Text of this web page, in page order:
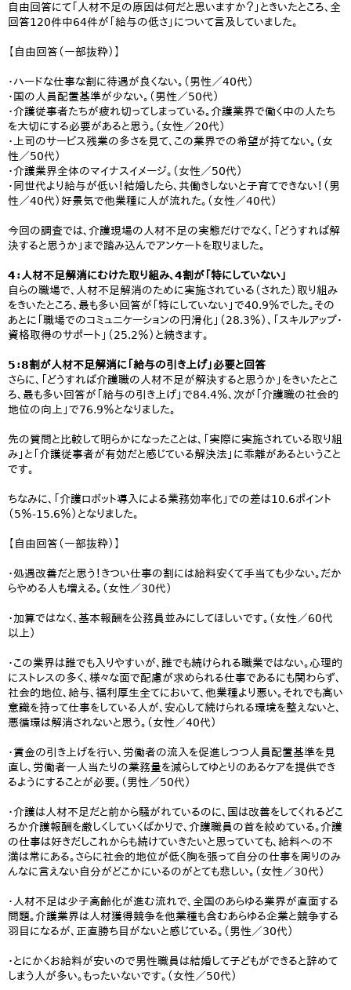
自由回答にて「人材不足の原因は何だと思いますか？」ときいたところ、全
回答120件中64件が「給与の低さ」について言及していました。
【自由回答（一部抜粋）】
・ハードな仕事な割に待遇が良くない。（男性／40代）
・国の人員配置基準が少ない。（男性／50代）
・介護従事者たちが疲れ切ってしまっている。介護業界で働く中の人たち
を大切にする必要があると思う。（女性／20代）
・上司のサービス残業の多さを見て、この業界での希望が持てない。（女
性／50代）
・介護業界全体のマイナスイメージ。（女性／50代）
・同世代より給与が低い！結婚したら、共働きしないと子育てできない！（男
性／40代）好景気で他業種に人が流れた。（女性／40代）
今回の調査では、介護現場の人材不足の実態だけでなく、「どうすれば解
決すると思うか」まで踏み込んでアンケートを取りました。
4：人材不足解消にむけた取り組み、4割が「特にしていない」
自らの職場で、人材不足解消のために実施されている（された）取り組み
をきいたところ、最も多い回答が「特にしていない」で40.9％でした。その
あとに「職場でのコミュニケーションの円滑化」（28.3％）、「スキルアップ・
資格取得のサポート」（25.2％）と続きます。
5：8割が人材不足解消に「給与の引き上げ」必要と回答
さらに、「どうすれば介護職の人材不足が解決すると思うか」をきいたとこ
ろ、最も多い回答が「給与の引き上げ」で84.4％、次が「介護職の社会的
地位の向上」で76.9％となりました。
先の質問と比較して明らかになったことは、「実際に実施されている取り組
み」と「介護従事者が有効だと感じている解決法」に乖離があるということ
です。
ちなみに、「介護ロボット導入による業務効率化」での差は10.6ポイント
（5％-15.6％）となりました。
【自由回答（一部抜粋）】
・処遇改善だと思う！きつい仕事の割には給料安くて手当ても少ない。だか
らやめる人も増える。（女性／30代）
・加算ではなく、基本報酬を公務員並みにしてほしいです。（女性／60代
以上）
・この業界は誰でも入りやすいが、誰でも続けられる職業ではない。心理的
にストレスの多く、様々な面で配慮が求められる仕事であるにも関わらず、
社会的地位、給与、福利厚生全てにおいて、他業種より悪い。それでも高い
意識を持って仕事をしている人が、安心して続けられる環境を整えないと、
悪循環は解消されないと思う。（女性／40代）
・賃金の引き上げを行い、労働者の流入を促進しつつ人員配置基準を見
直し、労働者一人当たりの業務量を減らしてゆとりのあるケアを提供でき
るようにすることが必要。（男性／50代）
・介護は人材不足だと前から騒がれているのに、国は改善をしてくれるどこ
ろか介護報酬を厳しくしていくばかりで、介護職員の首を絞めている。介護
の仕事は好きだしこれからも続けていきたいと思っていても、給料への不
満は常にある。さらに社会的地位が低く胸を張って自分の仕事を周りのみ
んなに言えない自分がどこかにいるのがとても悲しい。（女性／30代）
・人材不足は少子高齢化が進む流れで、全国のあらゆる業界が直面する
問題。介護業界は人材獲得競争を他業種も含むあらゆる企業と競争する
羽目になるが、正直勝ち目がないと感じている。（男性／30代）
・とにかくお給料が安いので男性職員は結婚して子どもができると辞めて
しまう人が多い。もったいないです。（女性／50代）